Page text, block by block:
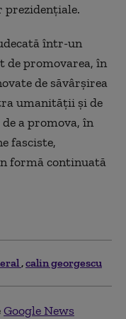
prezidenţiale.
într-un
de promovarea, în
de săvârşirea
umanităţii şi de
a promova, în
fasciste,
formă continuată
calin georgescu
Google News